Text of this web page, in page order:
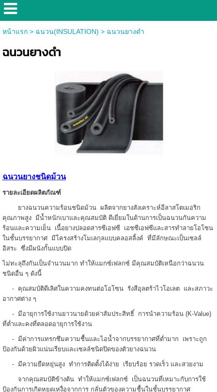
หน้าแรก> ฉนวน(INSULATION) > ฉนวนยางดำ
ฉนวนยางดำ
ฉนวนยางชนิดม้วน
รายละเอียดผลิตภัณฑ์
ยางฉนวนความร้อนชนิดม้วน ผลิตจากยางสังเคราะห์อีลาสโตเมอริก
คุณภาพสูง มีน้ำหนักเบาและคุณสมบัติ ดีเยี่ยมในด้านการเป็นฉนวนกันความ
ร้อนและความเย็น เนื้อยางปลอดสารซีเอฟซี เอชซีเอฟซีและสารทำลายโอโซน
ในชั้นบรรยากาศ มีโครงสร้างโมเลกุลแบบคลอสลิ้งค์ ที่มีลักษณะเป็นเซลล์
อิสระ ซึ่งมีผนังกั้นแบบปิด
ไม่ทะลุถึงกันเป็นจำนวนมาก ทำให้แมกซ์เฟลกซ์ มีคุณสมบัติเหนือกว่าฉนวน
ชนิดอื่น ๆ ดังนี้
- คุณสมบัติดีเลิศในความคงทนต่อโอโซน รังสีอุลตร้าไวโอเลต และสภาวะ
อากาศต่าง ๆ
- มีอายุการใช้งานยาวนายด้วยค่าสัมประสิทธิ์ การนำความร้อน (K-Value)
ที่ต่ำและคงที่ตลอดอายุการใช้งาน
- มีค่าการแทรกซึมความชื้นและไอน้ำจากบรรยากาศที่ต่ำมาก เพราะถูก
ป้องกันด้วยผิวแน่นเรียบและเซลล์ชนิดปิดของตัวยางฉนวน
- มีความยืดหยุ่นสูง ทำการติดตั้งได้ง่าย เรียบร้อย รวดเร็ว และสวยงาม
จากคุณสมบัติข้างต้น ทำให้แมกซ์เฟลกซ์ เป็นฉนวนที่เหมาะกับการใช้
ป้องกันการเกิดหยดเหงื่อจากการ กลั่นตัวของความชื้นในชั้นบรรยากาศ